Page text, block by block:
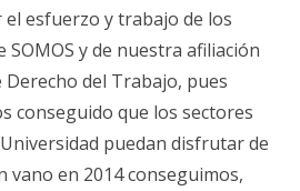
el esfuerzo y trabajo de los
SOMOS y de nuestra afiliación
Derecho del Trabajo, pues
conseguido que los sectores
puedan disfrutar de
vano en 2014 conseguimos,